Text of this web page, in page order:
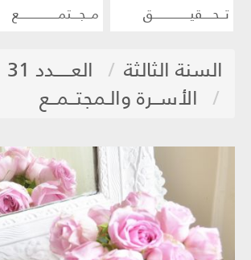
تــحــــقيـــــــــــــــق
مــجـــتمــــــــــــــــع
السنة الثالثة
العـــــدد 31
الأســرة والـمجتــمــع